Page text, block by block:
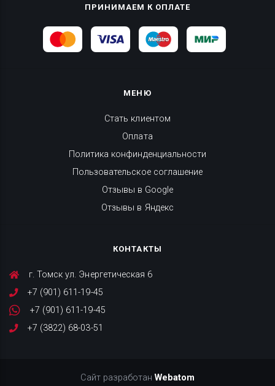
ПРИНИМАЕМ К ОПЛАТЕ
МЕНЮ
Стать клиентом
Оплата
Политика конфинденциальности
Пользовательское соглашение
Отзывы в Google
Отзывы в Яндекс
КОНТАКТЫ
г. Томск ул. Энергетическая 6
+7 (901) 611-19-45
+7 (901) 611-19-45
+7 (3822) 68-03-51
Сайт разработанWebatom